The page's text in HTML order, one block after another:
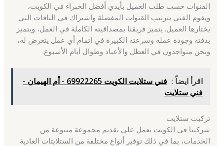
القنوات حسب طلب العميل بأيدي أفضل الخبراء في الكويت،
ويقوم الفني بترتيب القنوات المفضلة واشتراك في الباقات التي
يختارها العميل. يتميز فريقنا بمصداقيته الكاملة في العمل، ويتميز
بدقته وجودة عمله وسرعته الكبيرة في إتمام أي عمل يتعرض له،
ونحن متواجدون في العطل والأعياد وطوال أيام الأسبوع.
اقرأ ايضاً :
فني ستلايت الكويت 69922265 - أم الهيمان -
فني ستلايت
تركيب ستلايت
شركتنا في الكويت تعمل على تقديم مجموعة متنوعة من
الخدمات، بما في ذلك توفير أنواع مختلفة من الستلايتات العادية